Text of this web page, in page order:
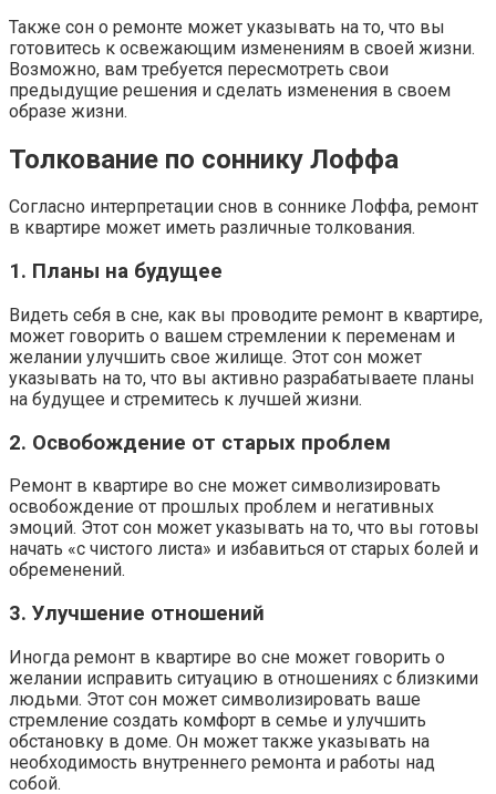
Также сон о ремонте может указывать на то, что вы
готовитесь к освежающим изменениям в своей жизни.
Возможно, вам требуется пересмотреть свои
предыдущие решения и сделать изменения в своем
образе жизни.
Толкование по соннику Лоффа
Согласно интерпретации снов в соннике Лоффа, ремонт
в квартире может иметь различные толкования.
1. Планы на будущее
Видеть себя в сне, как вы проводите ремонт в квартире,
может говорить о вашем стремлении к переменам и
желании улучшить свое жилище. Этот сон может
указывать на то, что вы активно разрабатываете планы
на будущее и стремитесь к лучшей жизни.
2. Освобождение от старых проблем
Ремонт в квартире во сне может символизировать
освобождение от прошлых проблем и негативных
эмоций. Этот сон может указывать на то, что вы готовы
начать «с чистого листа» и избавиться от старых болей и
обременений.
3. Улучшение отношений
Иногда ремонт в квартире во сне может говорить о
желании исправить ситуацию в отношениях с близкими
людьми. Этот сон может символизировать ваше
стремление создать комфорт в семье и улучшить
обстановку в доме. Он может также указывать на
необходимость внутреннего ремонта и работы над
собой.